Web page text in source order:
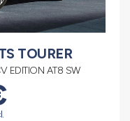
TOURER
EDITION AT8 SW